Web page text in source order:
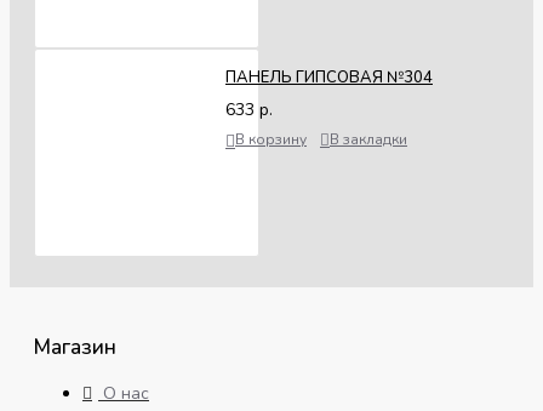
ПАНЕЛЬ ГИПСОВАЯ №304
633 р.
В корзину В закладки
Магазин
О нас